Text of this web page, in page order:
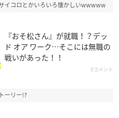
イコロとかいろいろ懐かしいwwwww
『おそ松さん』が就職！？デッ
ド オア ワーク…そこには無職の
戦いがあった！！
8コメント
ーリー!?